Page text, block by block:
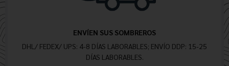
ENVÍEN SUS SOMBREROS
DHL/ FEDEX/ UPS: 4-8 DÍAS LABORABLES; ENVÍO DDP: 15-25
DÍAS LABORABLES.